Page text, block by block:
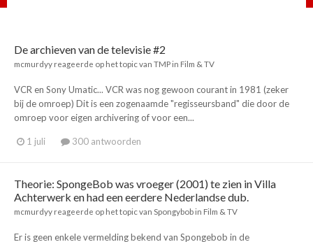
De archieven van de televisie #2
mcmurdyy reageerde op het topic van TMP in Film & TV
VCR en Sony Umatic... VCR was nog gewoon courant in 1981 (zeker
bij de omroep) Dit is een zogenaamde "regisseursband" die door de
omroep voor eigen archivering of voor een...
1 juli 300 antwoorden
Theorie: SpongeBob was vroeger (2001) te zien in Villa
Achterwerk en had een eerdere Nederlandse dub.
mcmurdyy reageerde op het topic van Spongybob in Film & TV
Er is geen enkele vermelding bekend van Spongebob in de